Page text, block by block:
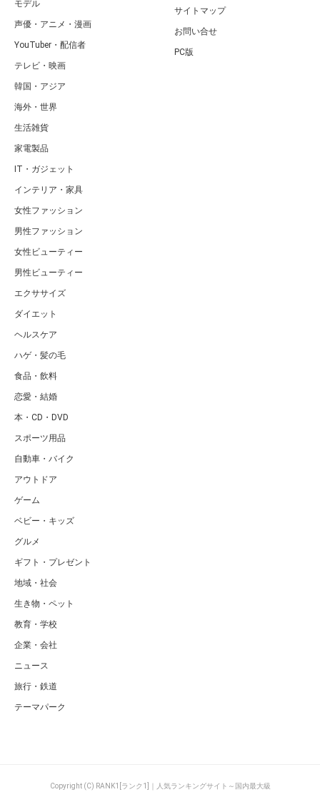
モデル
声優・アニメ・漫画
YouTuber・配信者
テレビ・映画
韓国・アジア
海外・世界
生活雑貨
家電製品
IT・ガジェット
インテリア・家具
女性ファッション
男性ファッション
女性ビューティー
男性ビューティー
エクササイズ
ダイエット
ヘルスケア
ハゲ・髪の毛
食品・飲料
恋愛・結婚
本・CD・DVD
スポーツ用品
自動車・バイク
アウトドア
ゲーム
ベビー・キッズ
グルメ
ギフト・プレゼント
地域・社会
生き物・ペット
教育・学校
企業・会社
ニュース
旅行・鉄道
テーマパーク
サイトマップ
お問い合せ
PC版
Copyright (C) RANK1[ランク1]｜人気ランキングサイト～国内最大級